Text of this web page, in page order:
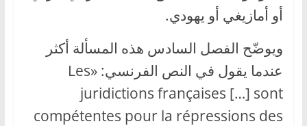
أو أمازيغي أو يهودي.
ويوضّح الفصل السادس هذه المسألة أكثر
عندما يقول في النص الفرنسي: «Les
juridictions françaises […] sont
compétentes pour la répressions des